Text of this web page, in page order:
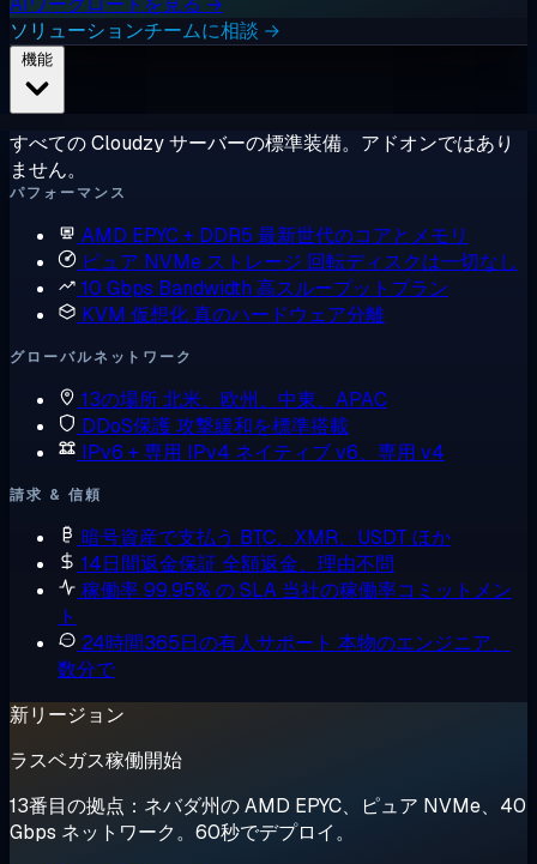
ソリューションチームに相談 →
すべての Cloudzy サーバーの標準装備。アドオンではあり
ません。
パフォーマンス
AMD EPYC + DDR5 最新世代のコアとメモリ
ピュア NVMe ストレージ 回転ディスクは一切なし
10 Gbps Bandwidth 高スループットプラン
KVM 仮想化真のハードウェア分離
グローバルネットワーク
13の場所北米、欧州、中東、APAC
DDoS保護攻撃緩和を標準搭載
IPv6 + 専用 IPv4 ネイティブ v6、専用 v4
請求 & 信頼
暗号資産で支払う BTC、XMR、USDT ほか
14日間返金保証 全額返金、理由不問
稼働率 99.95% の SLA 当社の稼働率コミットメン
ト
24時間365日の有人サポート 本物のエンジニア、
数分で
新リージョン
ラスベガス稼働開始
13番目の拠点：ネバダ州の AMD EPYC、ピュア NVMe、40
Gbps ネットワーク。60秒でデプロイ。